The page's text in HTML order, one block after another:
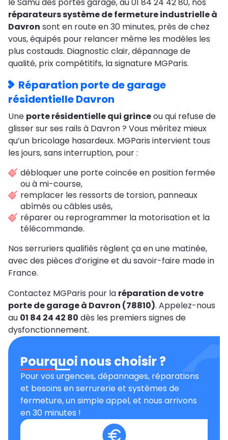
réparateurs système de fermeture industrielle à
Davron sont en route en 30 minutes, près de chez
vous, équipés pour relancer même les modèles les
plus costauds. Diagnostic clair, dépannage de
qualité, prix compétitifs, la signature MGParis.
Réparation porte de garage
résidentielle Davron
Une porte résidentielle qui grinceou qui refuse de
glisser sur ses rails à Davron ? Vous méritez mieux
qu’un bricolage hasardeux. MGParis intervient tous
les jours, sans interruption, pour :
débloquer une porte coincée en position fermée
ou à mi-course,
remplacer les ressorts de torsion, panneaux
abîmés ou câbles usés,
réparer ou reprogrammer la motorisation et la
télécommande.
Nos serruriers qualifiés règlent ça en une matinée,
avec des pièces d’origine et du savoir-faire made in
France.
Contactez MGParis pour la réparation de votre
porte de garage à Davron (78810). Appelez-nous
au 01 84 24 42 80 dès les premiers signes de
dysfonctionnement.
Pourquoi nous choisir ?
Pour vos urgences, dépannages, réparations
et besoins en serrurerie et systèmes de
fermeture, un simple appel, et nous arrivons
en 30 minutes !